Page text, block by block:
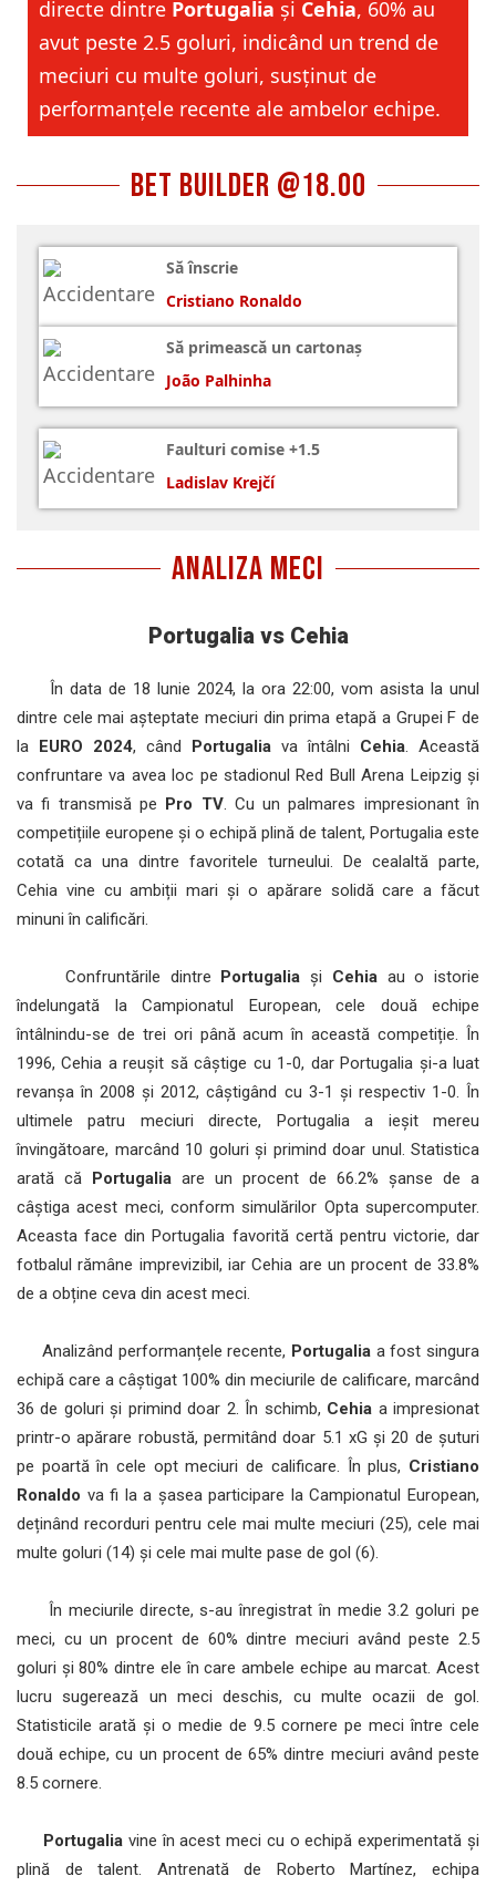
directe dintre Portugalia și Cehia, 60% au
avut peste 2.5 goluri, indicând un trend de
meciuri cu multe goluri, susținut de
performanțele recente ale ambelor echipe.
Bet Builder @18.00
Să înscrie
Cristiano Ronaldo
Să primească un cartonaş
João Palhinha
Faulturi comise +1.5
Ladislav Krejčí
ANALIZA MECI
Portugalia vs Cehia
În data de 18 Iunie 2024, la ora 22:00, vom asista la unul
dintre cele mai așteptate meciuri din prima etapă a Grupei F de
la EURO 2024, când Portugalia va întâlni Cehia. Această
confruntare va avea loc pe stadionul Red Bull Arena Leipzig și
va fi transmisă pe Pro TV. Cu un palmares impresionant în
competițiile europene și o echipă plină de talent, Portugalia este
cotată ca una dintre favoritele turneului. De cealaltă parte,
Cehia vine cu ambiții mari și o apărare solidă care a făcut
minuni în calificări.
Confruntările dintre Portugalia și Cehiaau o istorie
îndelungată la Campionatul European, cele două echipe
întâlnindu-se de trei ori până acum în această competiție. În
1996, Cehia a reușit să câștige cu 1-0, dar Portugalia și-a luat
revanșa în 2008 și 2012, câștigând cu 3-1 și respectiv 1-0. În
ultimele patru meciuri directe, Portugalia a ieșit mereu
învingătoare, marcând 10 goluri și primind doar unul. Statistica
arată că Portugalia are un procent de 66.2% șanse de a
câștiga acest meci, conform simulărilor Opta supercomputer.
Aceasta face din Portugalia favorită certă pentru victorie, dar
fotbalul rămâne imprevizibil, iar Cehia are un procent de 33.8%
de a obține ceva din acest meci.
Analizând performanțele recente, Portugalia a fost singura
echipă care a câștigat 100% din meciurile de calificare, marcând
36 de goluri și primind doar 2. În schimb, Cehia a impresionat
printr-o apărare robustă, permitând doar 5.1 xG și 20 de șuturi
pe poartă în cele opt meciuri de calificare. În plus, Cristiano
Ronaldo va fi la a șasea participare la Campionatul European,
deținând recorduri pentru cele mai multe meciuri (25), cele mai
multe goluri (14) și cele mai multe pase de gol (6).
În meciurile directe, s-au înregistrat în medie 3.2 goluri pe
meci, cu un procent de 60% dintre meciuri având peste 2.5
goluri și 80% dintre ele în care ambele echipe au marcat. Acest
lucru sugerează un meci deschis, cu multe ocazii de gol.
Statisticile arată și o medie de 9.5 cornere pe meci între cele
două echipe, cu un procent de 65% dintre meciuri având peste
8.5 cornere.
Portugaliavine în acest meci cu o echipă experimentată și
plină de talent. Antrenată de Roberto Martínez, echipa